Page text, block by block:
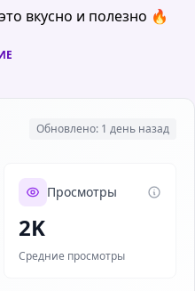
вкусно и полезно 🔥
Обновлено: 1 день назад
Просмотры
2K
Средние просмотры